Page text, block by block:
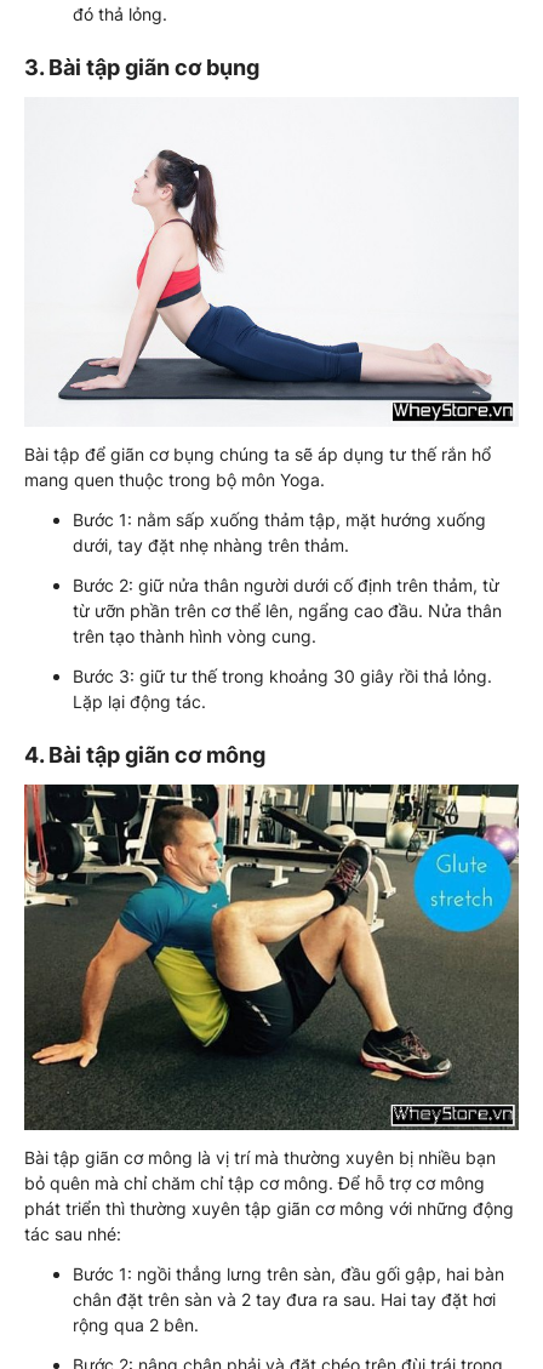
đó thả lỏng.
3. Bài tập giãn cơ bụng
Bài tập để giãn cơ bụng chúng ta sẽ áp dụng tư thế rắn hổ
mang quen thuộc trong bộ môn Yoga.
Bước 1: nằm sấp xuống thảm tập, mặt hướng xuống
dưới, tay đặt nhẹ nhàng trên thảm.
Bước 2: giữ nửa thân người dưới cố định trên thảm, từ
từ ưỡn phần trên cơ thể lên, ngẩng cao đầu. Nửa thân
trên tạo thành hình vòng cung.
Bước 3: giữ tư thế trong khoảng 30 giây rồi thả lỏng.
Lặp lại động tác.
4. Bài tập giãn cơ mông
Bài tập giãn cơ mông là vị trí mà thường xuyên bị nhiều bạn
bỏ quên mà chỉ chăm chỉ tập cơ mông. Để hỗ trợ cơ mông
phát triển thì thường xuyên tập giãn cơ mông với những động
tác sau nhé:
Bước 1: ngồi thẳng lưng trên sàn, đầu gối gập, hai bàn
chân đặt trên sàn và 2 tay đưa ra sau. Hai tay đặt hơi
rộng qua 2 bên.